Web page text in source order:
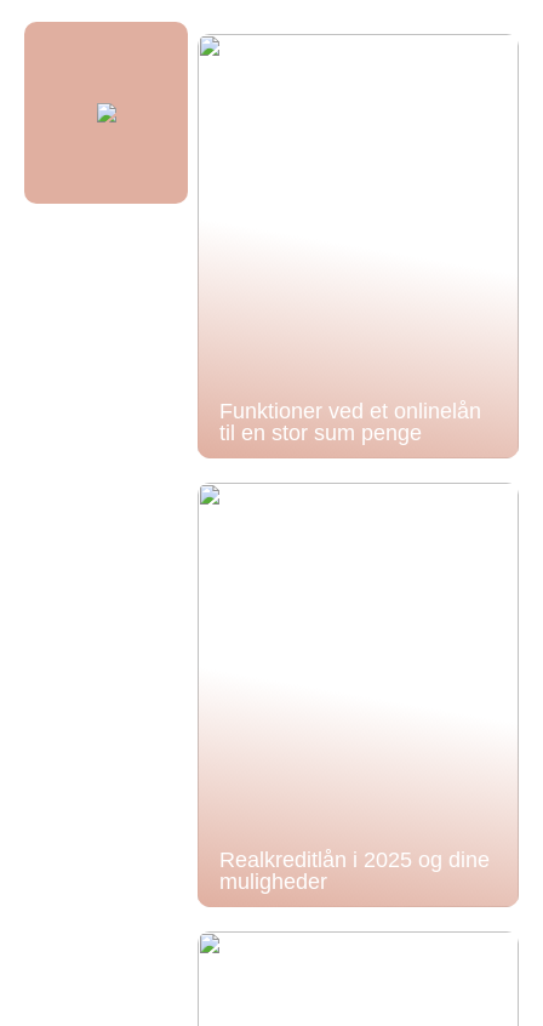
Funktioner ved et onlinelån
til en stor sum penge
Realkreditlån i 2025 og dine
muligheder